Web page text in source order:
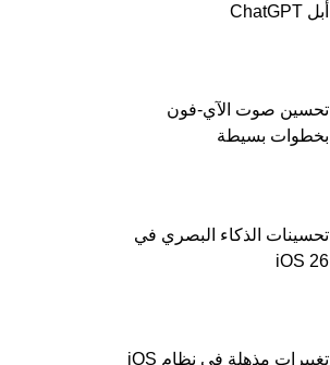
أبل ChatGPT
تحسين صوت الآي-فون
بخطوات بسيطة
تحسينات الذكاء البصري في
iOS 26
تغييرات مذهلة في نظام iOS